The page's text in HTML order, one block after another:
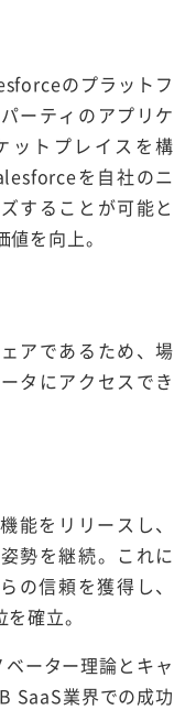
のプラットフ
ーティのアプリケ
ットプレイスを構
を自社のニ
することが可能と
を向上。
アであるため、場
タにアクセスでき
能をリリースし、
勢を継続。これに
の信頼を獲得し、
確立。
ーター理論とキャ
SaaS業界での成功